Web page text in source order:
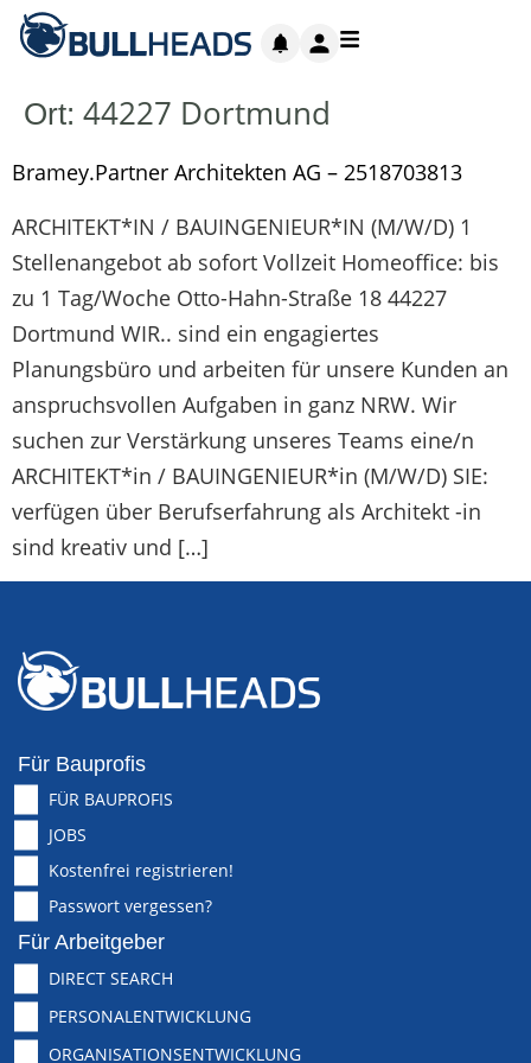
Ort: 44227 Dortmund
Bramey.Partner Architekten AG – 2518703813
ARCHITEKT*IN / BAUINGENIEUR*IN (M/W/D) 1
Stellenangebot ab sofort Vollzeit Homeoffice: bis
zu 1 Tag/Woche Otto-Hahn-Straße 18 44227
Dortmund WIR.. sind ein engagiertes
Planungsbüro und arbeiten für unsere Kunden an
anspruchsvollen Aufgaben in ganz NRW. Wir
suchen zur Verstärkung unseres Teams eine/n
ARCHITEKT*in / BAUINGENIEUR*in (M/W/D) SIE:
verfügen über Berufserfahrung als Architekt -in
sind kreativ und […]
Für Bauprofis
FÜR BAUPROFIS
JOBS
Kostenfrei registrieren!
Passwort vergessen?
Für Arbeitgeber
DIRECT SEARCH
PERSONALENTWICKLUNG
ORGANISATIONSENTWICKLUNG